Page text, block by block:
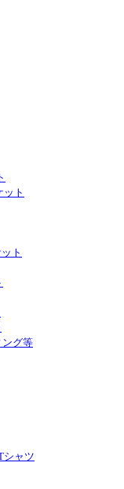
ト
ト
ング等
シャツ